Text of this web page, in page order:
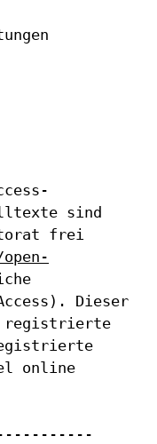
sind
frei
Dieser
registrierte
online